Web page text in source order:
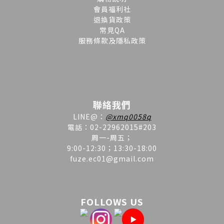
會員福利社
退換貨政策
常見QA
服務條款及隱私政策
聯絡我們
LINE@ ： @xmq0058q
電話：02-22962015#203
周一-周五；
9:00-12:30；13:30-18:00
fuze.ec01@gmail.com
FOLLOWS US